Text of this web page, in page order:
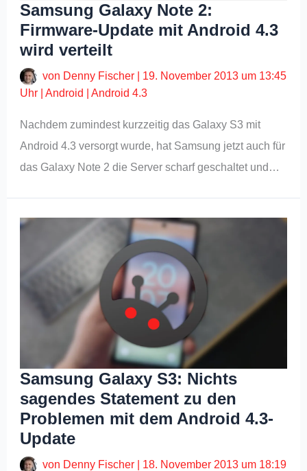
Samsung Galaxy Note 2:
Firmware-Update mit Android 4.3
wird verteilt
von Denny Fischer
19. November 2013 um 13:45
Uhr |Android |Android 4.3
Nachdem zumindest kurzzeitig das Galaxy S3 mit
Android 4.3 versorgt wurde, hat Samsung jetzt auch für
das Galaxy Note 2 die Server scharf geschaltet und…
Samsung Galaxy S3: Nichts
sagendes Statement zu den
Problemen mit dem Android 4.3-
Update
von Denny Fischer
18. November 2013 um 18:19